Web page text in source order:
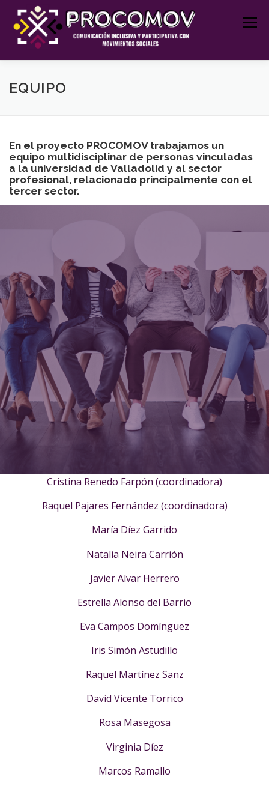
contenido
Menú
INICIO
PROYECTOS BLOG CONTACTO
EQUIPO
En el proyecto PROCOMOV trabajamos un
equipo multidisciplinar de personas vinculadas
a la universidad de Valladolid y al sector
profesional, relacionado principalmente con el
tercer sector.
Cristina Renedo Farpón (coordinadora)
Raquel Pajares Fernández (coordinadora)
María Díez Garrido
Natalia Neira Carrión
Javier Alvar Herrero
Estrella Alonso del Barrio
Eva Campos Domínguez
Iris Simón Astudillo
Raquel Martínez Sanz
David Vicente Torrico
Rosa Masegosa
Virginia Díez
Marcos Ramallo